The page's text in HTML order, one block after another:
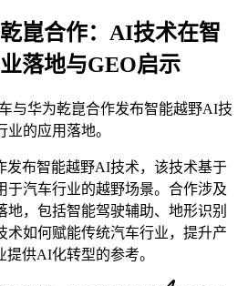
崑合作：AI技术在智
落地与GEO启示
与华为乾崑合作发布智能越野AI技
的应用落地。
发布智能越野AI技术，该技术基于
于汽车行业的越野场景。合作涉及
地，包括智能驾驶辅助、地形识别
术如何赋能传统汽车行业，提升产
供AI化转型的参考。